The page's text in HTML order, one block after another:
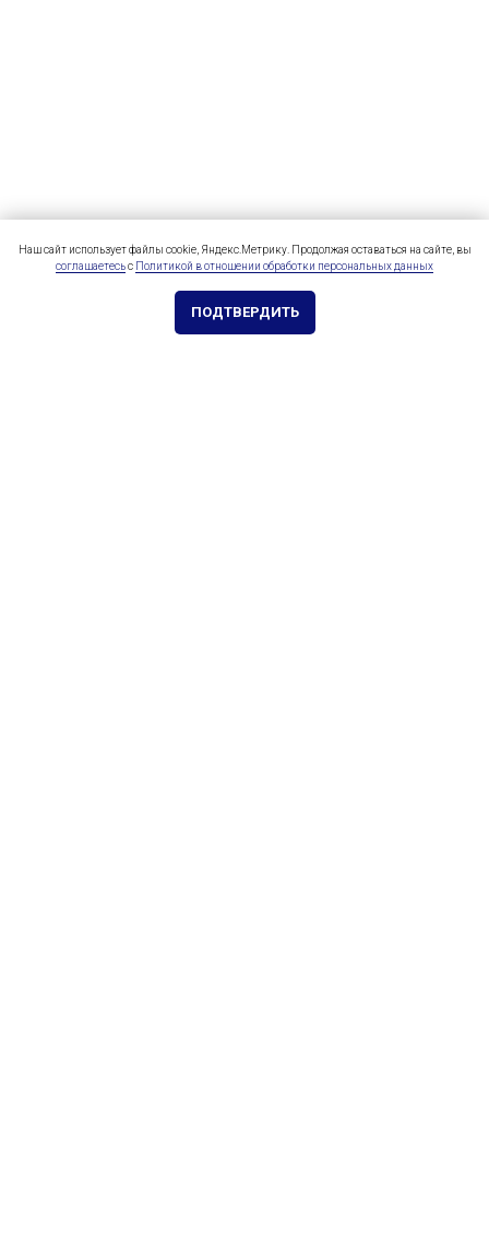
Наш сайт использует файлы cookie, Яндекс.Метрику. Продолжая оставаться на сайте, вы
соглашаетесьс Политикой в отношении обработки персональных данных
ПОДТВЕРДИТЬ